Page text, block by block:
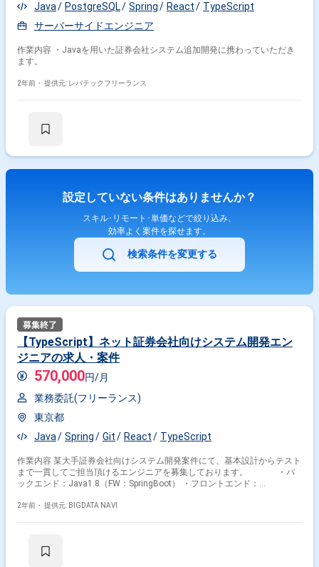
Java
PostgreSQL Spring React
TypeScript
サーバーサイドエンジニア
作業内容 ・Javaを用いた証券会社システム追加開発に携わっていただき
ます。
2年前・ 提供元: レバテックフリーランス
設定していない条件はありませんか？
スキル･リモート･単価などで絞り込み、
効率よく案件を探せます。
検索条件を変更する
【TypeScript】ネット証券会社向けシステム開発エン
ジニアの求人・案件
570,000円/月
業務委託(フリーランス)
東京都
Java
Spring Git React TypeScript
作業内容 某大手証券会社向けシステム開発案件にて、基本設計からテスト
まで一貫してご担当頂けるエンジニアを募集しております。 ・バ
ックエンド：Java1.8（FW：SpringBoot） ・フロントエンド：
ュニケーションツール：teams
2年前・ 提供元: BIGDATA NAVI